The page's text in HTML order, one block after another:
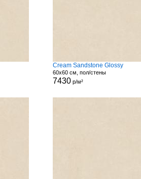
Cream Sandstone Glossy
60x60 см, пол/стены
7430 р/м²